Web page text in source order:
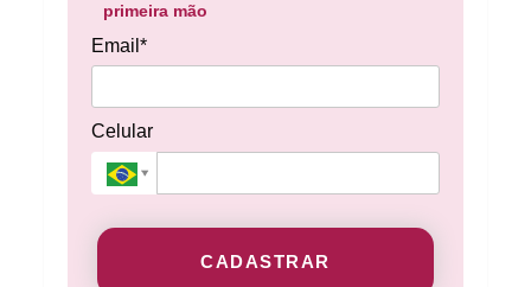
primeira mão
Email*
Celular
CADASTRAR